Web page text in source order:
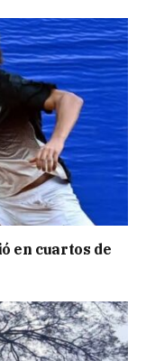
en cuartos de